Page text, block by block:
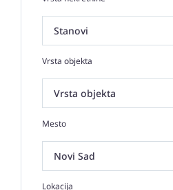
Vrsta objekta
Mesto
Lokacija